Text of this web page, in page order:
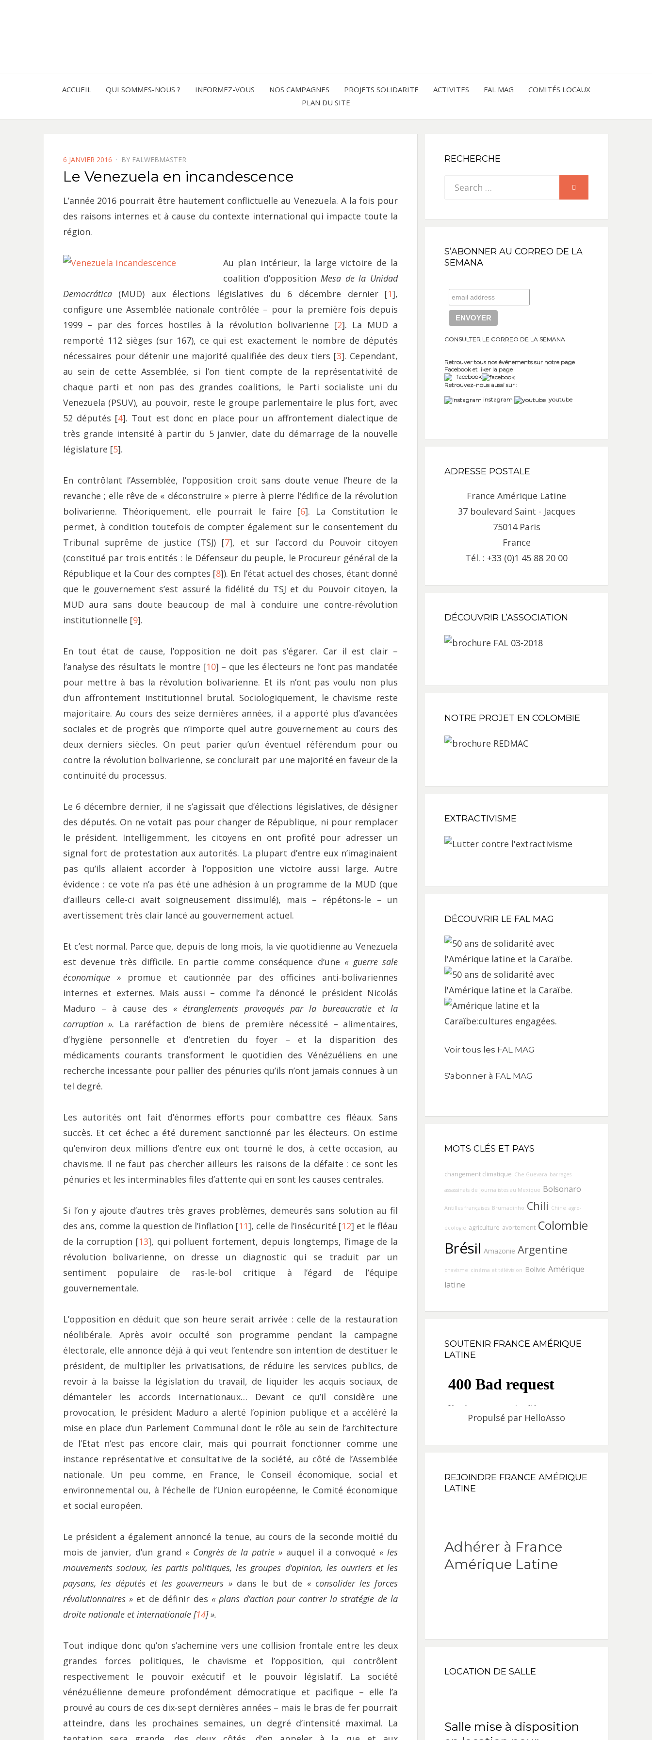
AMERIQUE
LATINE
ACCUEIL QUI SOMMES-NOUS ? INFORMEZ-VOUS NOS CAMPAGNES PROJETS SOLIDARITE ACTIVITES FAL MAG
COMITÉS LOCAUX
PLAN DU SITE
POSTED
ON
6 JANVIER 2016 BY FALWEBMASTER
Le Venezuela en incandescence
L’année 2016 pourrait être hautement conflictuelle au Venezuela. A la fois pour
des raisons internes et à cause du contexte international qui impacte toute la
région.
Au plan intérieur, la large victoire de la
coalition d’opposition Mesa de la Unidad
Democrática(MUD) aux élections législatives du 6 décembre dernier [1],
configure une Assemblée nationale contrôlée – pour la première fois depuis
1999 – par des forces hostiles à la révolution bolivarienne [2]. La MUD a
remporté 112 sièges (sur 167), ce qui est exactement le nombre de députés
nécessaires pour détenir une majorité qualifiée des deux tiers [3]. Cependant,
au sein de cette Assemblée, si l’on tient compte de la représentativité de
chaque parti et non pas des grandes coalitions, le Parti socialiste uni du
Venezuela (PSUV), au pouvoir, reste le groupe parlementaire le plus fort, avec
52 députés [4]. Tout est donc en place pour un affrontement dialectique de
très grande intensité à partir du 5 janvier, date du démarrage de la nouvelle
législature [5].
En contrôlant l’Assemblée, l’opposition croit sans doute venue l’heure de la
revanche ; elle rêve de « déconstruire » pierre à pierre l’édifice de la révolution
bolivarienne. Théoriquement, elle pourrait le faire [6]. La Constitution le
permet, à condition toutefois de compter également sur le consentement du
Tribunal suprême de justice (TSJ) [7], et sur l’accord du Pouvoir citoyen
(constitué par trois entités : le Défenseur du peuple, le Procureur général de la
République et la Cour des comptes [8]). En l’état actuel des choses, étant donné
que le gouvernement s’est assuré la fidélité du TSJ et du Pouvoir citoyen, la
MUD aura sans doute beaucoup de mal à conduire une contre-révolution
institutionnelle [9].
En tout état de cause, l’opposition ne doit pas s’égarer. Car il est clair –
l’analyse des résultats le montre [10] – que les électeurs ne l’ont pas mandatée
pour mettre à bas la révolution bolivarienne. Et ils n’ont pas voulu non plus
d’un affrontement institutionnel brutal. Sociologiquement, le chavisme reste
majoritaire. Au cours des seize dernières années, il a apporté plus d’avancées
sociales et de progrès que n’importe quel autre gouvernement au cours des
deux derniers siècles. On peut parier qu’un éventuel référendum pour ou
contre la révolution bolivarienne, se conclurait par une majorité en faveur de la
continuité du processus.
Le 6 décembre dernier, il ne s’agissait que d’élections législatives, de désigner
des députés. On ne votait pas pour changer de République, ni pour remplacer
le président. Intelligemment, les citoyens en ont profité pour adresser un
signal fort de protestation aux autorités. La plupart d’entre eux n’imaginaient
pas qu’ils allaient accorder à l’opposition une victoire aussi large. Autre
évidence : ce vote n’a pas été une adhésion à un programme de la MUD (que
d’ailleurs celle-ci avait soigneusement dissimulé), mais – répétons-le – un
avertissement très clair lancé au gouvernement actuel.
Et c’est normal. Parce que, depuis de long mois, la vie quotidienne au Venezuela
est devenue très difficile. En partie comme conséquence d’une « guerre sale
économique »promue et cautionnée par des officines anti-bolivariennes
internes et externes. Mais aussi – comme l’a dénoncé le président Nicolás
Maduro – à cause des « étranglements provoqués par la bureaucratie et la
corruption ». La raréfaction de biens de première nécessité – alimentaires,
d’hygiène personnelle et d’entretien du foyer – et la disparition des
médicaments courants transforment le quotidien des Vénézuéliens en une
recherche incessante pour pallier des pénuries qu’ils n’ont jamais connues à un
tel degré.
Les autorités ont fait d’énormes efforts pour combattre ces fléaux. Sans
succès. Et cet échec a été durement sanctionné par les électeurs. On estime
qu’environ deux millions d’entre eux ont tourné le dos, à cette occasion, au
chavisme. Il ne faut pas chercher ailleurs les raisons de la défaite : ce sont les
pénuries et les interminables files d’attente qui en sont les causes centrales.
Si l’on y ajoute d’autres très graves problèmes, demeurés sans solution au fil
des ans, comme la question de l’inflation [11], celle de l’insécurité [12] et le fléau
de la corruption [13], qui polluent fortement, depuis longtemps, l’image de la
révolution bolivarienne, on dresse un diagnostic qui se traduit par un
sentiment populaire de ras-le-bol critique à l’égard de l’équipe
gouvernementale.
L’opposition en déduit que son heure serait arrivée : celle de la restauration
néolibérale. Après avoir occulté son programme pendant la campagne
électorale, elle annonce déjà à qui veut l’entendre son intention de destituer le
président, de multiplier les privatisations, de réduire les services publics, de
revoir à la baisse la législation du travail, de liquider les acquis sociaux, de
démanteler les accords internationaux… Devant ce qu’il considère une
provocation, le président Maduro a alerté l’opinion publique et a accéléré la
mise en place d’un Parlement Communal dont le rôle au sein de l’architecture
de l’Etat n’est pas encore clair, mais qui pourrait fonctionner comme une
instance représentative et consultative de la société, au côté de l’Assemblée
nationale. Un peu comme, en France, le Conseil économique, social et
environnemental ou, à l’échelle de l’Union européenne, le Comité économique
et social européen.
Le président a également annoncé la tenue, au cours de la seconde moitié du
mois de janvier, d’un grand « Congrès de la patrie » auquel il a convoqué « les
mouvements sociaux, les partis politiques, les groupes d’opinion, les ouvriers et les
paysans, les députés et les gouverneurs »dans le but de « consolider les forces
révolutionnaires »et de définir des « plans d’action pour contrer la stratégie de la
droite nationale et internationale [14] ».
Tout indique donc qu’on s’achemine vers une collision frontale entre les deux
grandes forces politiques, le chavisme et l’opposition, qui contrôlent
respectivement le pouvoir exécutif et le pouvoir législatif. La société
vénézuélienne demeure profondément démocratique et pacifique – elle l’a
prouvé au cours de ces dix-sept dernières années – mais le bras de fer pourrait
atteindre, dans les prochaines semaines, un degré d’intensité maximal. La
RECHERCHE
Search
S’ABONNER AU CORREO DE LA
SEMANA
CONSULTER LE CORREO DE LA SEMANA
Retrouver tous nos événements sur notre page
Facebook et liker la page
facebook
Retrouvez-nous aussi sur :
instagram
youtube
ADRESSE POSTALE
France Amérique Latine
37 boulevard Saint - Jacques
75014 Paris
France
Tél. : +33 (0)1 45 88 20 00
DÉCOUVRIR L’ASSOCIATION
NOTRE PROJET EN COLOMBIE
EXTRACTIVISME
DÉCOUVRIR LE FAL MAG
Voir tous les FAL MAG
S'abonner à FAL MAG
MOTS CLÉS ET PAYS
changement climatique Che Guevara barrages
assassinats de journalistes au Mexique Bolsonaro
Antilles françaises Brumadinho Chili Chine agro-
écologie agriculture avortement Colombie
Brésil Amazonie Argentine
chavisme cinéma et télévision Bolivie Amérique
latine
SOUTENIR FRANCE AMÉRIQUE
LATINE
Propulsé par HelloAsso
REJOINDRE FRANCE AMÉRIQUE
LATINE
Adhérer à France
Amérique Latine
LOCATION DE SALLE
Salle mise à disposition